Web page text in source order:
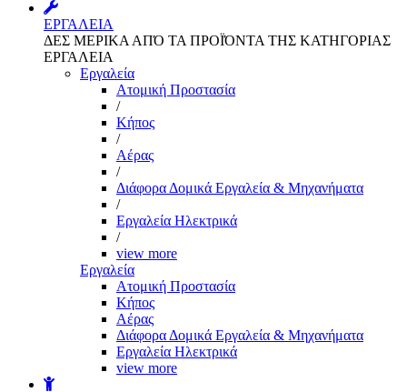
ΕΡΓΑΛΕΙΑ
ΔΕΣ ΜΕΡΙΚΑ ΑΠΌ ΤΑ ΠΡΟΪΌΝΤΑ ΤΗΣ ΚΑΤΗΓΟΡΙΑΣ
ΕΡΓΑΛΕΙΑ
Εργαλεία
Aτομική Προστασία
/
Kήπος
/
Αέρας
/
Διάφορα Δομικά Εργαλεία & Μηχανήματα
/
Εργαλεία Ηλεκτρικά
/
view more
Εργαλεία
Aτομική Προστασία
Kήπος
Αέρας
Διάφορα Δομικά Εργαλεία & Μηχανήματα
Εργαλεία Ηλεκτρικά
view more